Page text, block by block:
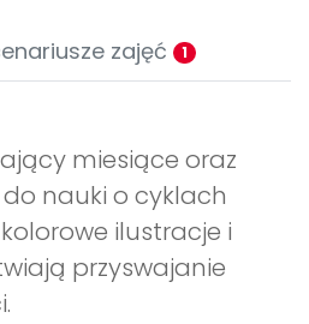
zajęć 1
miesiące oraz
nauki o cyklach
ilustracje i
przyswajanie